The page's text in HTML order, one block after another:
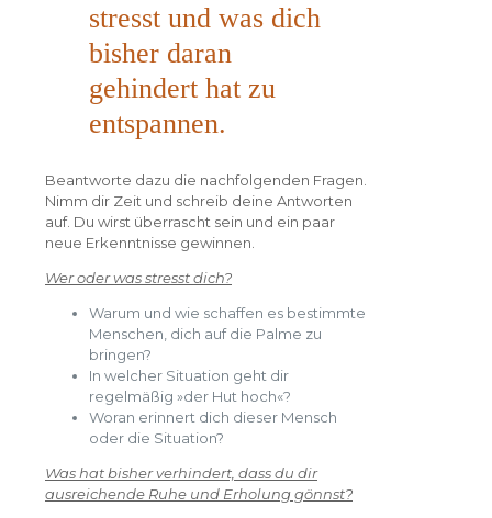
stresst und was dich
bisher daran
gehindert hat zu
entspannen.
Beantworte dazu die nachfolgenden Fragen.
Nimm dir Zeit und schreib deine Antworten
auf. Du wirst überrascht sein und ein paar
neue Erkenntnisse gewinnen.
Wer oder was stresst dich?
Warum und wie schaffen es bestimmte
Menschen, dich auf die Palme zu
bringen?
In welcher Situation geht dir
regelmäßig »der Hut hoch«?
Woran erinnert dich dieser Mensch
oder die Situation?
Was hat bisher verhindert, dass du dir
ausreichende Ruhe und Erholung gönnst?